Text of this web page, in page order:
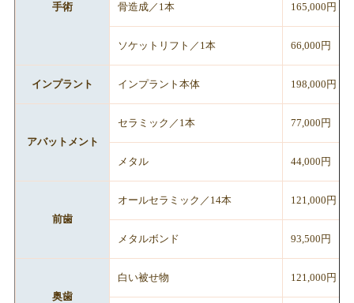
手術 骨造成／1本 165,000円
ソケットリフト／1本 66,000円
インプラント インプラント本体 198,000円
アバットメント
セラミック／1本 77,000円
メタル 44,000円
前歯
オールセラミック／14本 121,000円
メタルボンド 93,500円
奥歯
白い被せ物 121,000円